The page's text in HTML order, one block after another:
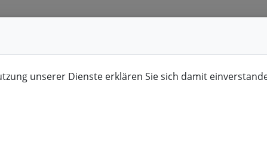
unserer Dienste erklären Sie sich damit